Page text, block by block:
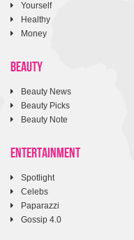
Yourself
Healthy
Money
BEAUTY
Beauty News
Beauty Picks
Beauty Note
ENTERTAINMENT
Spotlight
Celebs
Paparazzi
Gossip 4.0